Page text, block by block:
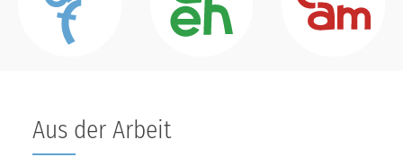
Aus der Arbeit